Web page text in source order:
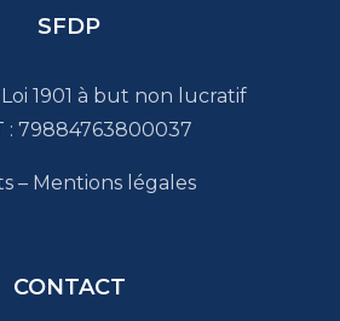
SFDP
1901 à but non lucratif
: 79884763800037
– Mentions légales
CONTACT